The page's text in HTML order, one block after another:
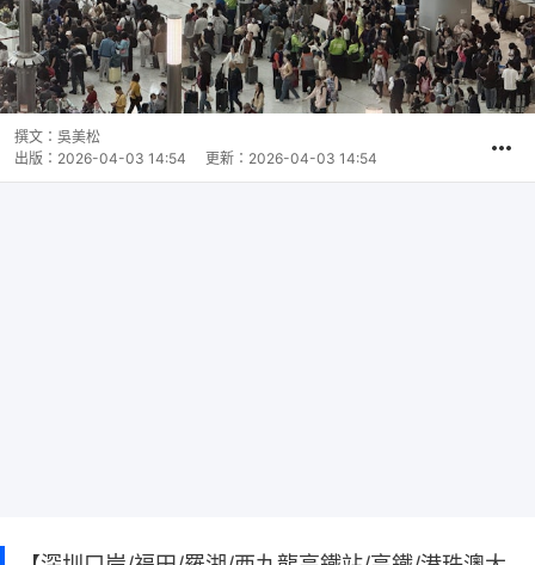
撰文： 吳美松
出版： 2026-04-03 14:54 更新： 2026-04-03 14:54